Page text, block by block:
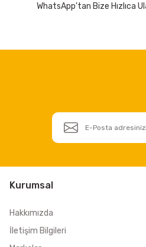
WhatsApp'tan Bize Hızlıca
Kurumsal
Hakkımızda
İletişim Bilgileri